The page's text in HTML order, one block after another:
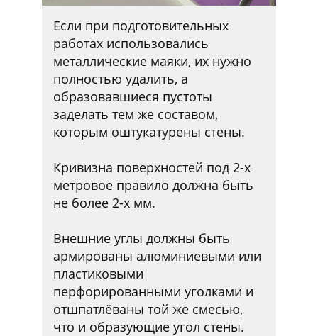
Если при подготовительных
работах использовались
металлические маяки, их нужно
полностью удалить, а
образовавшиеся пустоты
заделать тем же составом,
которым оштукатурены стены.
Кривизна поверхностей под 2-х
метровое правило должна быть
не более 2-х мм.
Внешние углы должны быть
армированы алюминиевыми или
пластиковыми
перфорированными уголками и
отшпатлёваны той же смесью,
что и образующие угол стены.